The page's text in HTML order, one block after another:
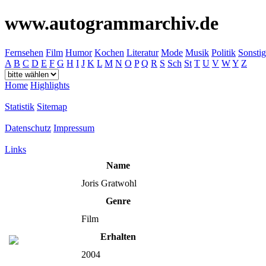
www.autogrammarchiv.de
Fernsehen Film Humor Kochen Literatur Mode Musik Politik
A B C D E F G H I J K L M N O P Q R S Sch St T U V WY Z
Home Highlights
Statistik Sitemap
Datenschutz Impressum
Links
Name
Joris Gratwohl
Genre
Film
Erhalten
2004